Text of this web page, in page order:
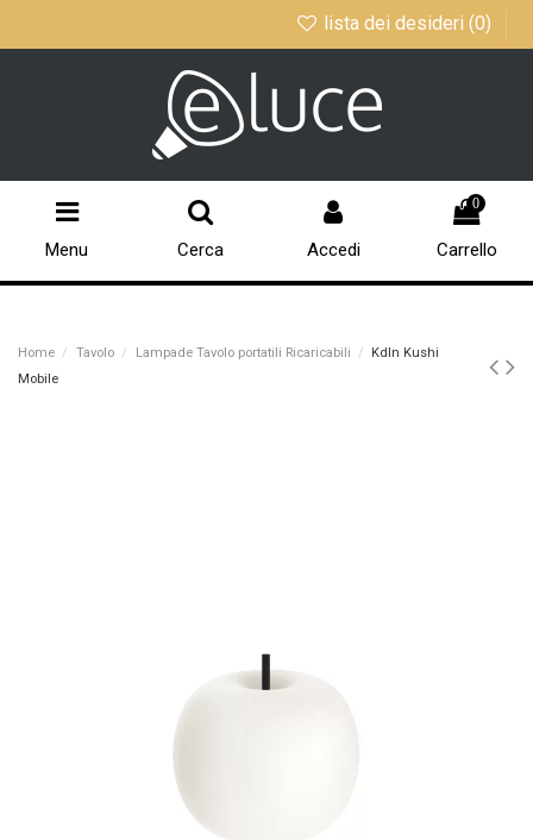
lista dei desideri (0)
Menu Cerca Accedi
0
Carrello
Home Tavolo Lampade Tavolo portatili Ricaricabili
Kdln Kushi
Mobile